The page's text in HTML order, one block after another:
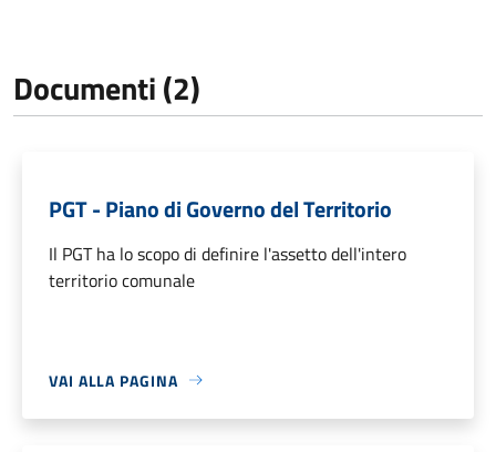
Documenti (2)
PGT - Piano di Governo del Territorio
Il PGT ha lo scopo di definire l'assetto dell'intero
territorio comunale
VAI ALLA PAGINA